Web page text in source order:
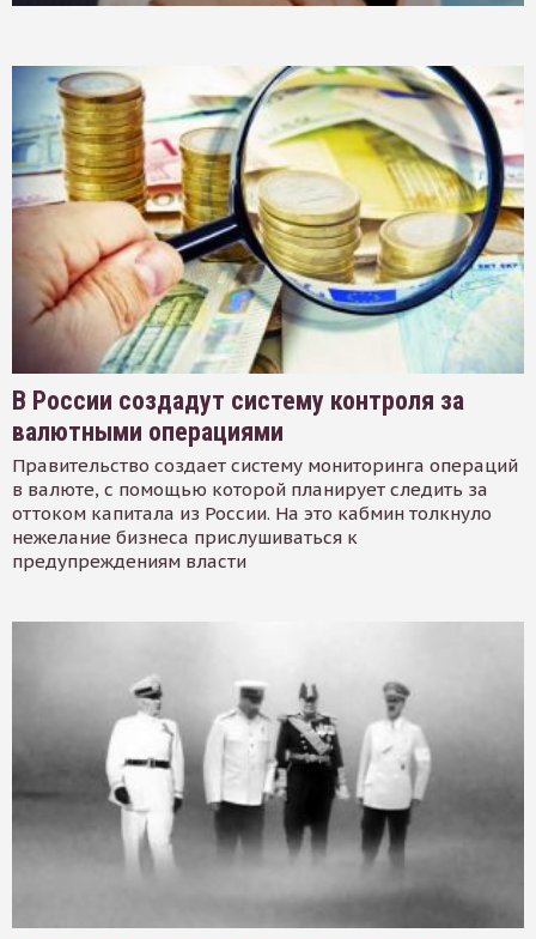
В России создадут систему контроля за
валютными операциями
Правительство создает систему мониторинга операций
в валюте, с помощью которой планирует следить за
оттоком капитала из России. На это кабмин толкнуло
нежелание бизнеса прислушиваться к
предупреждениям власти